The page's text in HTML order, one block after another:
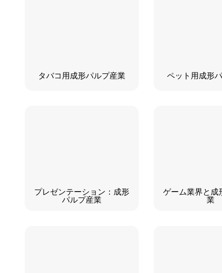
タバコ用成形パルプ産業 ペット用成形
プレゼンテーション：成形
パルプ産業
ゲーム業界と成
業